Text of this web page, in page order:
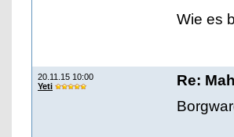
Wie es
20.11.15 10:00
Yeti
Re: